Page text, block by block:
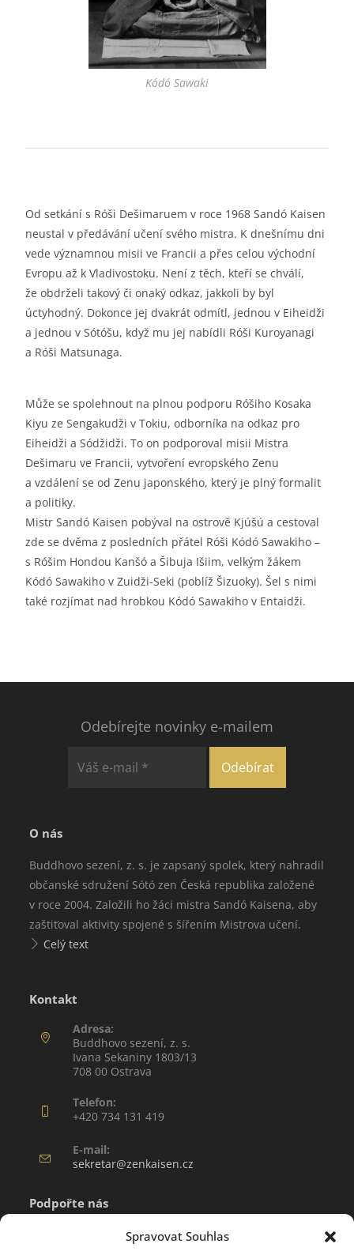
Spravovat Souhlas
Kódó Sawaki
Od setkání s Róši Dešimaruem v roce 1968 Sandó Kaisen
neustal v předávání učení svého mistra. K dnešnímu dni
vede významnou misii ve Francii a přes celou východní
Evropu až k Vladivostoku. Není z těch, kteří se chválí,
že obdrželi takový či onaký odkaz, jakkoli by byl
úctyhodný. Dokonce jej dvakrát odmítl, jednou v Eiheidži
a jednou v Sótóšu, když mu jej nabídli Róši Kuroyanagi
a Róši Matsunaga.
Může se spolehnout na plnou podporu Róšiho Kosaka
Kiyu ze Sengakudži v Tokiu, odborníka na odkaz pro
Eiheidži a Sódžidži. To on podporoval misii Mistra
Dešimaru ve Francii, vytvoření evropského Zenu
a vzdálení se od Zenu japonského, který je plný formalit
a politiky.
Mistr Sandó Kaisen pobýval na ostrově Kjúšú a cestoval
zde se dvěma z posledních přátel Róši Kódó Sawakiho –
s Róšim Hondou Kanšó a Šibuja Išiim, velkým žákem
Kódó Sawakiho v Zuidži-Seki (poblíž Šizuoky). Šel s nimi
také rozjímat nad hrobkou Kódó Sawakiho v Entaidži.
Odebírejte novinky e-mailem
O nás
Buddhovo sezení, z. s. je zapsaný spolek, který nahradil
občanské sdružení Sótó zen Česká republika založené
v roce 2004. Založili ho žáci mistra Sandó Kaisena, aby
zaštiťoval aktivity spojené s šířením Mistrova učení.
Celý text
Kontakt
Adresa:
Buddhovo sezení, z. s.
Ivana Sekaniny 1803/13
708 00 Ostrava
Telefon:
+420 734 131 419
E-mail:
sekretar@zenkaisen.cz
Podpořte nás
Uvítáme zejména finanční podporu naší hlavní svatyně